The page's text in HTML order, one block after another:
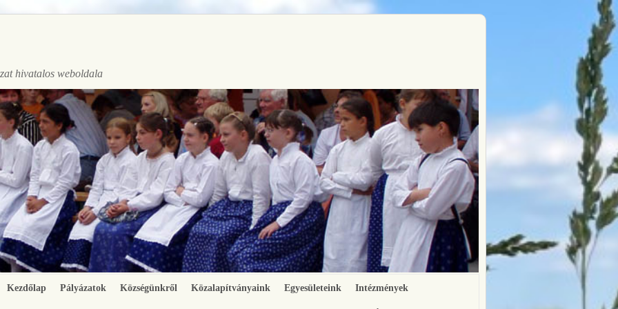
hivatalos weboldala
Kezdőlap Pályázatok Községünkről Közalapítványaink Egyesületeink Intézmények